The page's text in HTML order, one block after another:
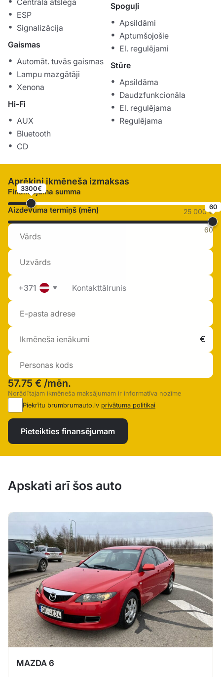
Centrālā atslēga
ESP
Signalizācija
Gaismas
Automāt. tuvās gaismas
Lampu mazgātāji
Xenona
Hi-Fi
AUX
Bluetooth
CD
Spoguļi
Apsildāmi
Aptumšojošie
El. regulējami
Stūre
Apsildāma
Daudzfunkcionāla
El. regulējama
Regulējama
Aprēķini ikmēneša izmaksas
Finansējuma summa
3300€
25 000 €
Aizdevuma termiņš (mēn) 60
60
+371
57.75 € /mēn.
Norādītajam ikmēneša maksājumam ir informatīva nozīme
Piekrītu brumbrumauto.lv privātuma politikai
Pieteikties finansējumam
Apskati arī šos auto
MAZDA 6